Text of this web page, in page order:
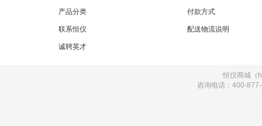
产品分类
联系恒仪
诚聘英才
付款方式
配送物流说明
恒仪商城（
咨询电话：400-